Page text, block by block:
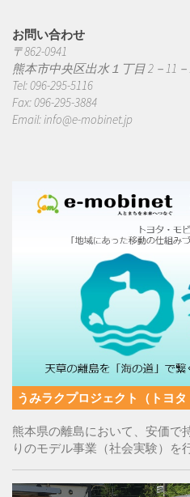
お問い合わせ
〒862-0941
熊本市中央区出水１丁目 2－11－
Tel: 096-295-5116
Fax: 096-295-3884
Email:info@e-mobinet.jp
うみラクプロジェクト（トヨタ
熊本県の離島において、安価で
りのモデル事業（社会実験）を